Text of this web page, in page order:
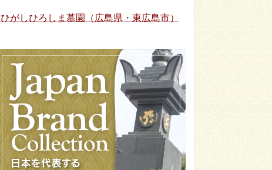
ひがしひろしま墓園（広島県・東広島市）